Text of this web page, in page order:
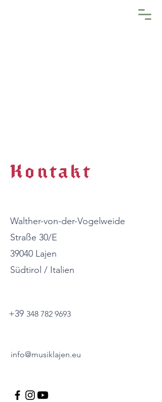
Kontakt
Walther-von-der-Vogelweide
Straße 30/E
39040 Lajen
Südtirol / Italien
+39 348 782 9693
info@musiklajen.eu